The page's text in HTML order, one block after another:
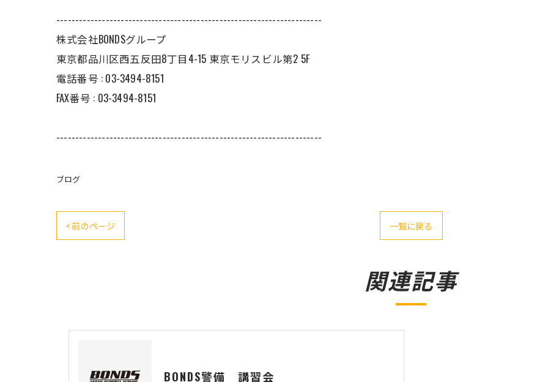
----------------------------------------------------------------------
株式会社BONDSグループ
東京都品川区西五反田8丁目4-15 東京モリスビル第2 5F
電話番号 : 03-3494-8151
FAX番号 : 03-3494-8151
----------------------------------------------------------------------
ブログ
< 前のページ 一覧に戻る
関連記事
BONDS警備 講習会